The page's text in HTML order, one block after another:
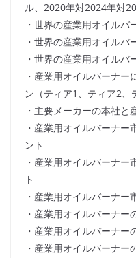
ル、2020年対2024年対
・世界の産業用オイル
・世界の産業用オイル
・世界の産業用オイル
・産業用オイルバーナー
ン（ティア1、ティア2、
・主要メーカーの本社
・産業用オイルバーナー
ント
・産業用オイルバーナ
ト
・産業用オイルバーナ
・産業用オイルバーナ
・産業用オイルバーナ
・産業用オイルバーナ